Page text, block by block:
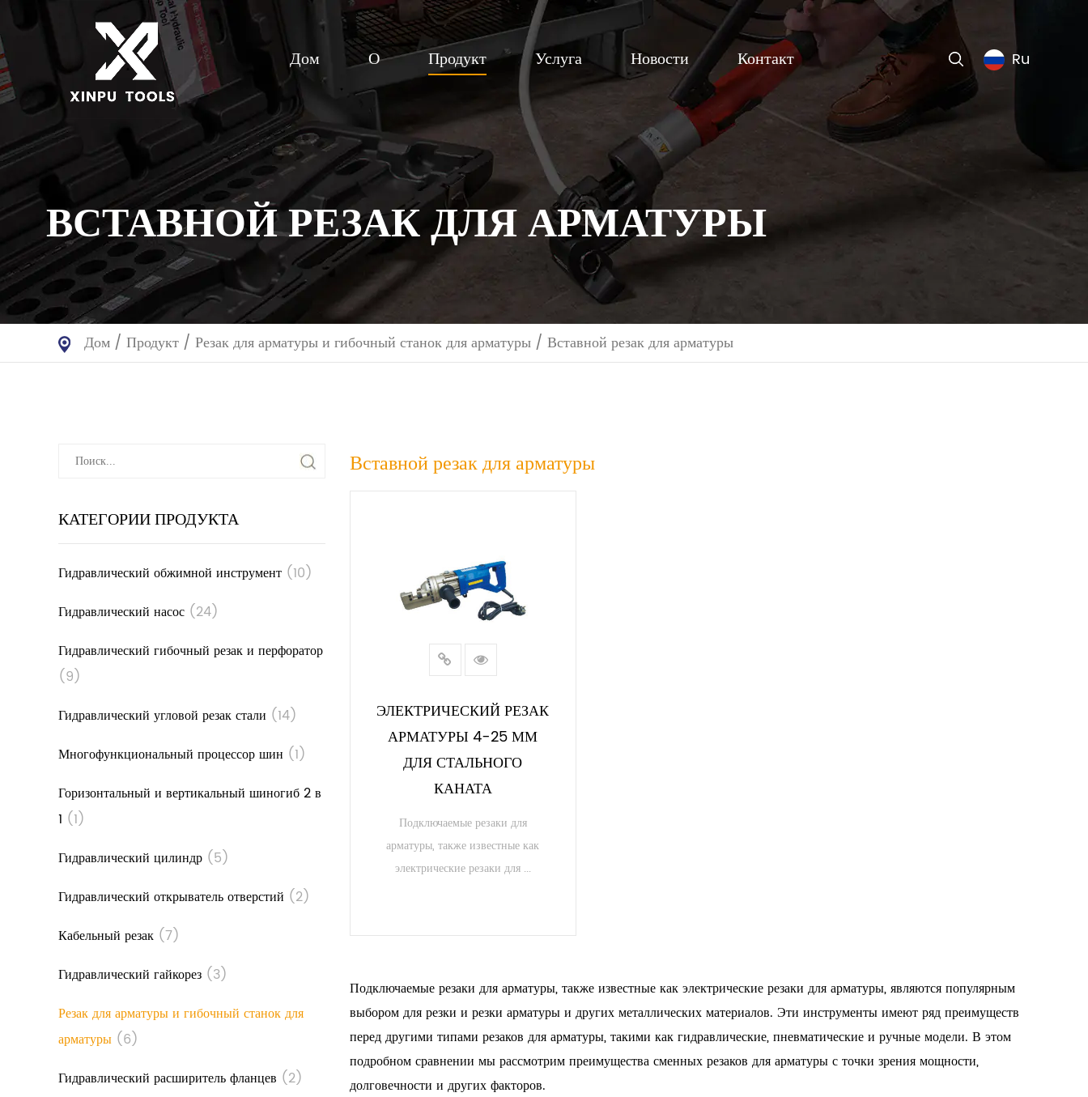
Дом О Продукт Услуга Новости Контакт Ru
ВСТАВНОЙ РЕЗАК ДЛЯ АРМАТУРЫ
Дом / Продукт / Резак для арматуры и гибочный станок для арматуры / Вставной резак для арматуры
КАТЕГОРИИ ПРОДУКТА
Гидравлический обжимной инструмент (10)
Гидравлический насос (24)
Гидравлический гибочный резак и перфоратор
(9)
Гидравлический угловой резак стали (14)
Многофункциональный процессор шин (1)
Горизонтальный и вертикальный шиногиб 2 в
1 (1)
Гидравлический цилиндр (5)
Гидравлический открыватель отверстий (2)
Кабельный резак (7)
Гидравлический гайкорез (3)
Резак для арматуры и гибочный станок для
арматуры (6)
Гидравлический расширитель фланцев (2)
Вставной резак для арматуры
ЭЛЕКТРИЧЕСКИЙ РЕЗАК
АРМАТУРЫ 4-25 ММ
ДЛЯ СТАЛЬНОГО
КАНАТА
Подключаемые резаки для
арматуры, также известные как
электрические резаки для ...
Подключаемые резаки для арматуры, также известные как электрические резаки для арматуры, являются популярным
выбором для резки и резки арматуры и других металлических материалов. Эти инструменты имеют ряд преимуществ
перед другими типами резаков для арматуры, такими как гидравлические, пневматические и ручные модели. В этом
подробном сравнении мы рассмотрим преимущества сменных резаков для арматуры с точки зрения мощности,
долговечности и других факторов.